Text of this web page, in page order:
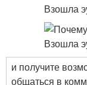
и получите
общаться в